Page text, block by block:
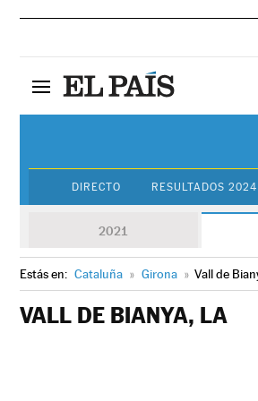
DIRECTO RESULTADOS 2024
2021
Estás en: Cataluña » Girona » Vall de
VALL DE BIANYA, LA